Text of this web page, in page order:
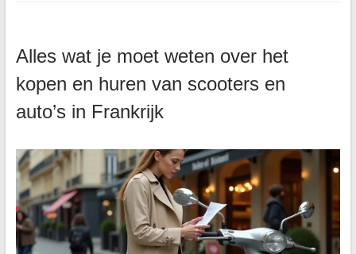
Alles wat je moet weten over het
kopen en huren van scooters en
auto’s in Frankrijk